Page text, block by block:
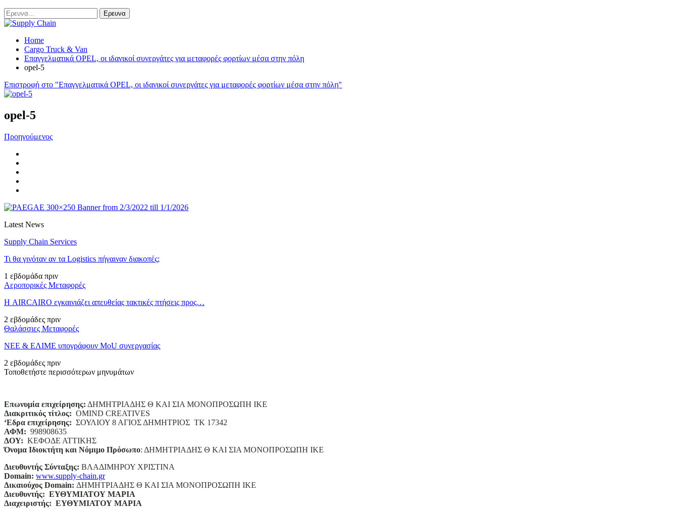
Home
Cargo Truck & Van
Επαγγελματικά OPEL, οι ιδανικοί συνεργάτες για μεταφορές φορτίων μέσα στην πόλη
opel-5
Επιστροφή στο "Επαγγελματικά OPEL, οι ιδανικοί συνεργάτες για μεταφορές φορτίων μέσα στην πόλη"
opel-5
Προηγούμενος
Latest News
Supply Chain Services
Τι θα γινόταν αν τα Logistics πήγαιναν διακοπές;
1 εβδομάδα πριν
Αεροπορικές Μεταφορές
Η AIRCAIRO εγκαινιάζει απευθείας τακτικές πτήσεις προς…
2 εβδομάδες πριν
Θαλάσσιες Μεταφορές
ΝΕΕ & ΕΛΙΜΕ υπογράφουν MoU συνεργασίας
2 εβδομάδες πριν
Τοποθετήστε περισσότερων μηνυμάτων
Επωνυμία επιχείρησης: ΔΗΜΗΤΡΙΑΔΗΣ Θ ΚΑΙ ΣΙΑ ΜΟΝΟΠΡΟΣΩΠΗ ΙΚΕ
Διακριτικός τίτλος: ΟΜΙΝD CREATIVES
‘Eδρα επιχείρησης: ΣΟΥΛΙΟΥ 8 ΑΓΙΟΣ ΔΗΜΗΤΡΙΟΣ ΤΚ 17342
ΑΦΜ: 998908635
ΔΟΥ: ΚΕΦΟΔΕ ΑΤΤΙΚΗΣ
Όνομα Ιδιοκτήτη και Νόμιμο Πρόσωπο: ΔΗΜΗΤΡΙΑΔΗΣ Θ ΚΑΙ ΣΙΑ ΜΟΝΟΠΡΟΣΩΠΗ ΙΚΕ
Διευθυντής Σύνταξης: ΒΛΑΔΙΜΗΡΟΥ ΧΡΙΣΤΙΝΑ
Domain: www.supply-chain.gr
Δικαιούχος Domain: ΔΗΜΗΤΡΙΑΔΗΣ Θ ΚΑΙ ΣΙΑ ΜΟΝΟΠΡΟΣΩΠΗ ΙΚΕ
Διευθυντής: ΕΥΘΥΜΙΑΤΟΥ ΜΑΡΙΑ
Διαχειριστής: ΕΥΘΥΜΙΑΤΟΥ ΜΑΡΙΑ